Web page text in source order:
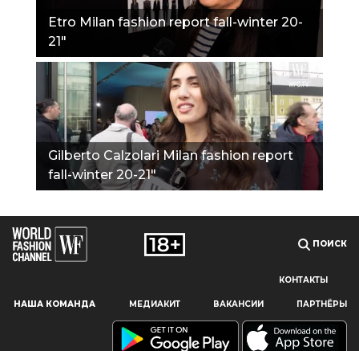
Наш сайт использует файлы cookie и похожие технологии,
пользователям, предоставляя персонализированную
информацию, запоминая предпочтения в области
Etro Milan fashion report fall-winter 20-
21"
Gilberto Calzolari Milan fashion report
fall-winter 20-21"
ПОИСК
КОНТАКТЫ
НАША КОМАНДА МЕДИАКИТ ВАКАНСИИ ПАРТНЁРЫ